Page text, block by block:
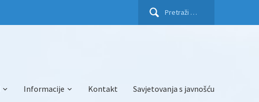
Pretraži:
Informacije Kontakt Savjetovanja s javnošću